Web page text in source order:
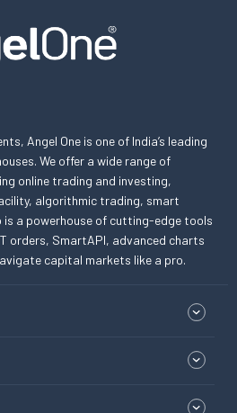
Angel One is one of India’s leading
We offer a wide range of
online trading and investing,
algorithmic trading, smart
is a powerhouse of cutting-edge tools
orders, SmartAPI, advanced charts
capital markets like a pro.